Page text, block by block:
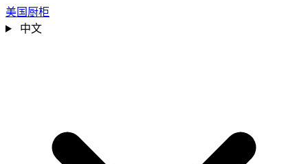
美国厨柜
中文